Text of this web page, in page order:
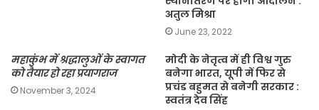
अतुल मिश्रा
June 23, 2022
महाकुंभ में श्रद्धालुओं के स्वागत
को तैयार हो रहा प्रयागराज
November 3, 2024
मोदी के नेतृत्व में ही विश्व गुरु
बनेगा भारत, यूपी में फिर से
प्रचंड बहुमत से बनेगी सरकार :
स्वतंत्र देव सिंह